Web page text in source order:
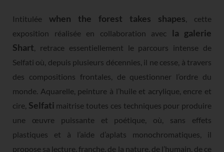
Intitulée when the forest takes shapes , cette
exposition réalisée en collaboration avec la galerie
Shart , retrace essentiellement le parcours intense de
Selfati où, depuis plusieurs décennies, il ne cesse, à travers
des compositions frontales, de questionner l’ordre du
monde. Aquarelle, peinture à l’huile et acrylique, encre et
cire, Selfati maitrise toutes ces techniques pour produire
une œuvre puissante et poétique, où, sans effets
plastiques et à l’aide d’aplats monochromatiques, il
propose sa lecture, franche, de la nature, de l’humain, de ce